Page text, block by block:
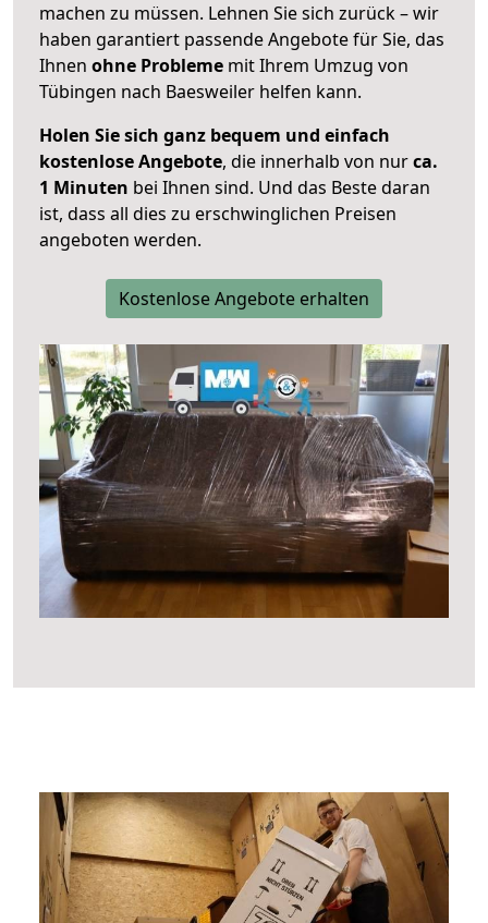
machen zu müssen. Lehnen Sie sich zurück – wir
haben garantiert passende Angebote für Sie, das
Ihnen ohne Probleme mit Ihrem Umzug von
Tübingen nach Baesweiler helfen kann.
Holen Sie sich ganz bequem und einfach
kostenlose Angebote, die innerhalb von nurca.
1 Minuten bei Ihnen sind. Und das Beste daran
ist, dass all dies zu erschwinglichen Preisen
angeboten werden.
Kostenlose Angebote erhalten